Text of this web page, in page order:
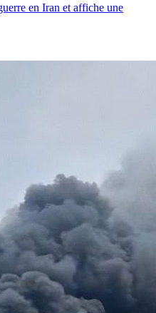
en Iran et affiche une